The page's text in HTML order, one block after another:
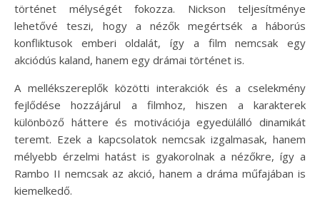
történet mélységét fokozza. Nickson teljesítménye
lehetővé teszi, hogy a nézők megértsék a háborús
konfliktusok emberi oldalát, így a film nemcsak egy
akciódús kaland, hanem egy drámai történet is.
A mellékszereplők közötti interakciók és a cselekmény
fejlődése hozzájárul a filmhoz, hiszen a karakterek
különböző háttere és motivációja egyedülálló dinamikát
teremt. Ezek a kapcsolatok nemcsak izgalmasak, hanem
mélyebb érzelmi hatást is gyakorolnak a nézőkre, így a
Rambo II nemcsak az akció, hanem a dráma műfajában is
kiemelkedő.